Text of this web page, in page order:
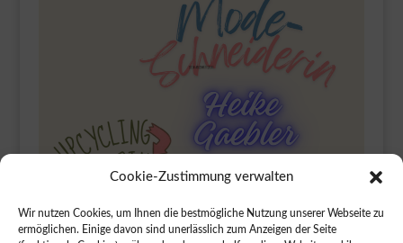
Cookie-Zustimmung verwalten
Wir nutzen Cookies, um Ihnen die bestmögliche Nutzung unserer Webseite zu
ermöglichen. Einige davon sind unerlässlich zum Anzeigen der Seite